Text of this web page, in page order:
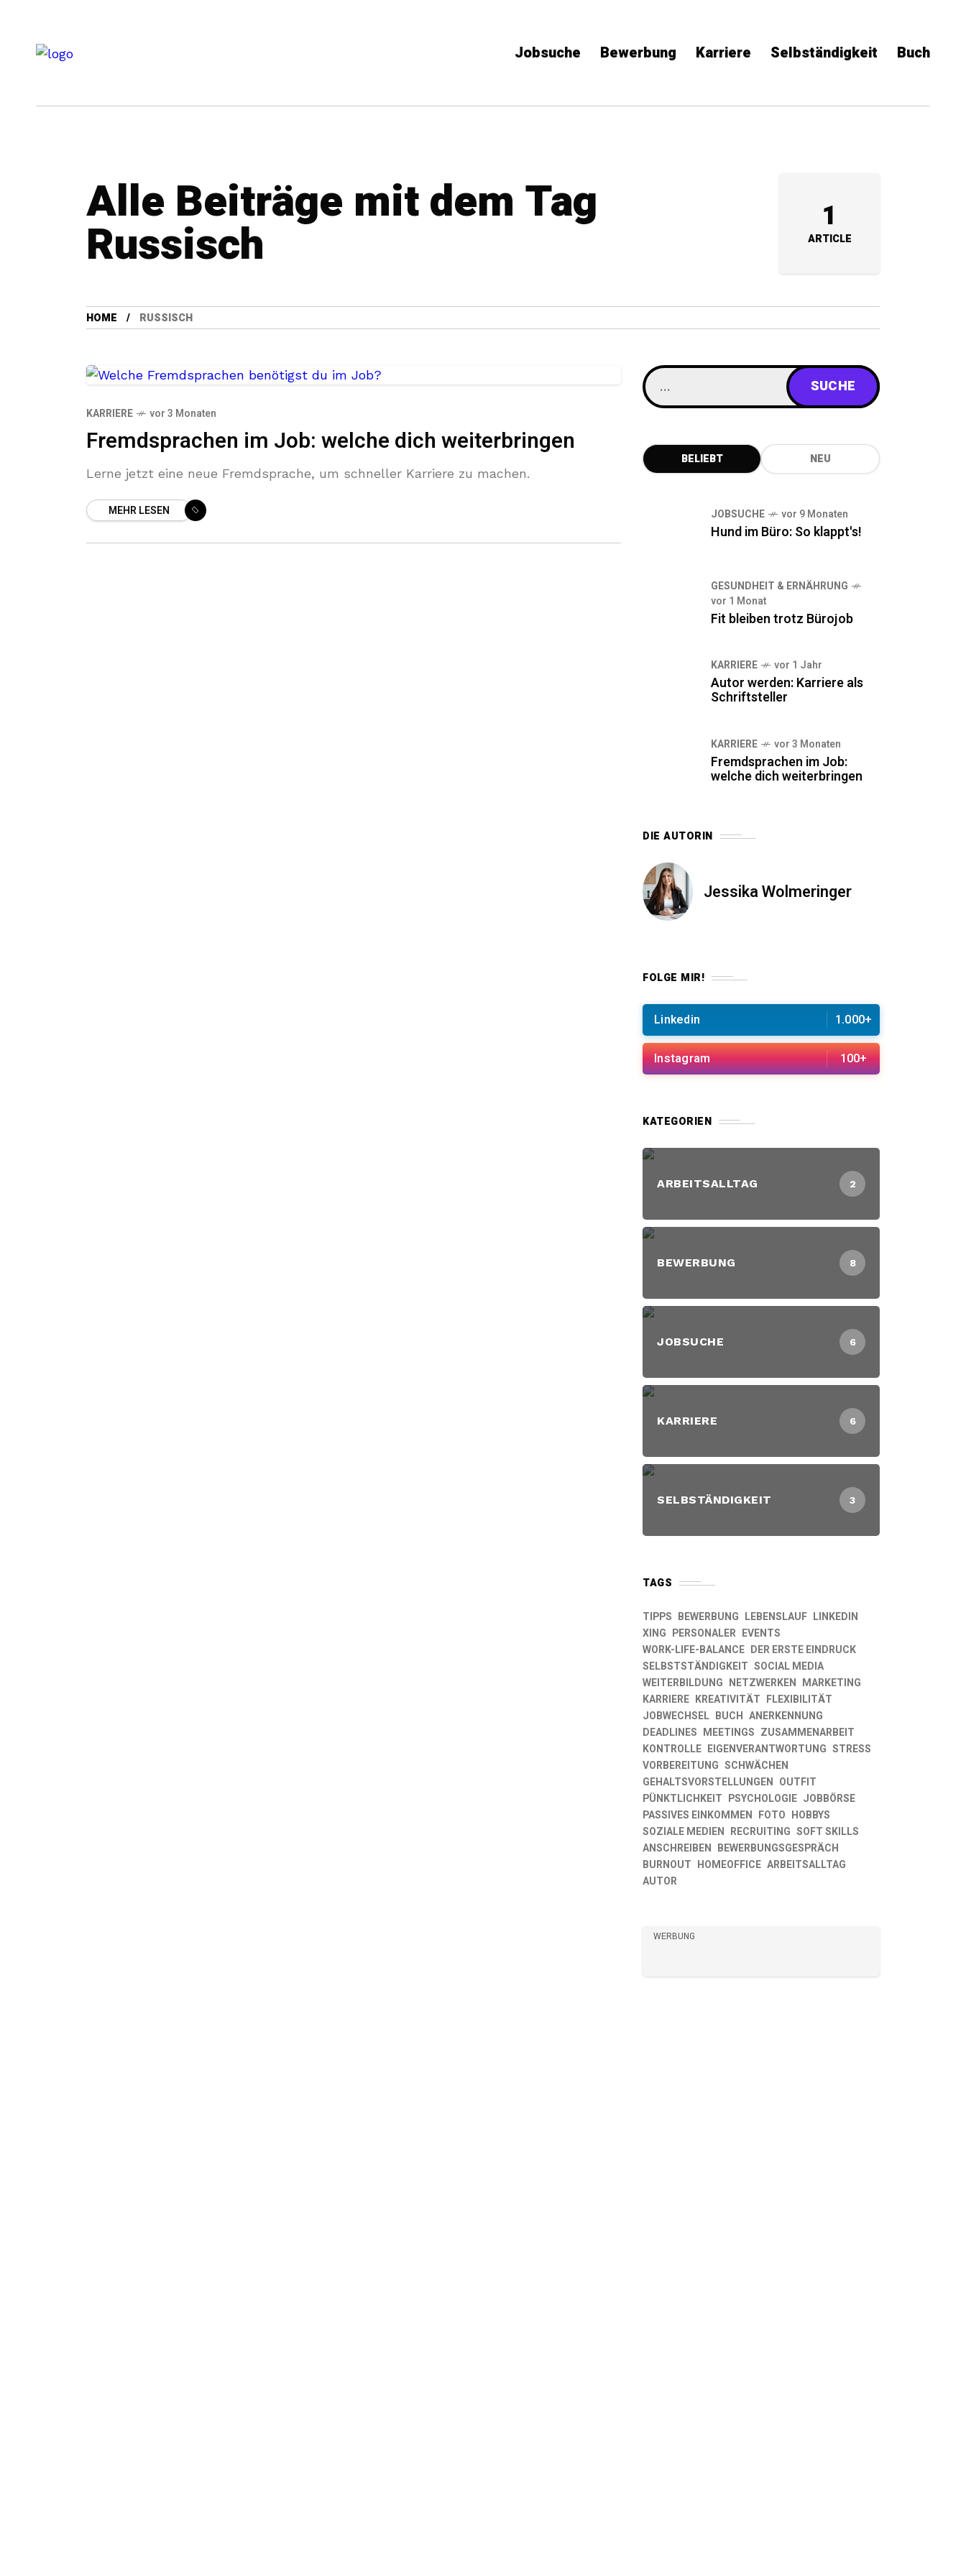
Jobsuche Bewerbung Karriere Selbständigkeit Buch
Alle Beiträge mit dem Tag
Russisch 1
ARTICLE
HOME RUSSISCH
KARRIERE vor 3 Monaten
Fremdsprachen im Job: welche dich weiterbringen
Lerne jetzt eine neue Fremdsprache, um schneller Karriere zu machen.
MEHR LESEN
BELIEBT NEU
JOBSUCHE vor 9 Monaten
Hund im Büro: So klappt's!
GESUNDHEIT & ERNÄHRUNG
vor 1 Monat
Fit bleiben trotz Bürojob
KARRIERE vor 1 Jahr
Autor werden: Karriere als
Schriftsteller
KARRIERE vor 3 Monaten
Fremdsprachen im Job:
welche dich weiterbringen
DIE AUTORIN
Jessika Wolmeringer
FOLGE MIR!
Linkedin 1.000+
Instagram 100+
KATEGORIEN
ARBEITSALLTAG 2
BEWERBUNG 8
JOBSUCHE 6
KARRIERE 6
SELBSTÄNDIGKEIT 3
TAGS
TIPPS BEWERBUNG LEBENSLAUF LINKEDIN
XING PERSONALER EVENTS
WORK-LIFE-BALANCE DER ERSTE EINDRUCK
SELBSTSTÄNDIGKEIT SOCIAL MEDIA
WEITERBILDUNG NETZWERKEN MARKETING
KARRIERE KREATIVITÄT FLEXIBILITÄT
JOBWECHSEL BUCH ANERKENNUNG
DEADLINES MEETINGS ZUSAMMENARBEIT
KONTROLLE EIGENVERANTWORTUNG STRESS
VORBEREITUNG SCHWÄCHEN
GEHALTSVORSTELLUNGEN OUTFIT
PÜNKTLICHKEIT PSYCHOLOGIE JOBBÖRSE
PASSIVES EINKOMMEN FOTO HOBBYS
SOZIALE MEDIEN RECRUITING SOFT SKILLS
ANSCHREIBEN BEWERBUNGSGESPRÄCH
BURNOUT HOMEOFFICE ARBEITSALLTAG
AUTOR
WERBUNG